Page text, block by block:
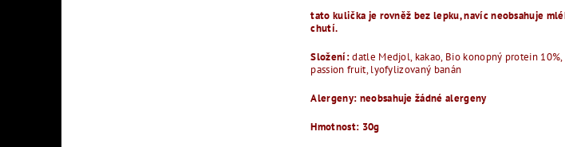
tato kulička je rovněž bez lepku, navíc neobsahuje
chutí.
Složení:datle Medjol, kakao, Bio konopný protein 10%,
passion fruit, lyofylizovaný banán
Alergeny: neobsahuje žádné alergeny
Hmotnost: 30g